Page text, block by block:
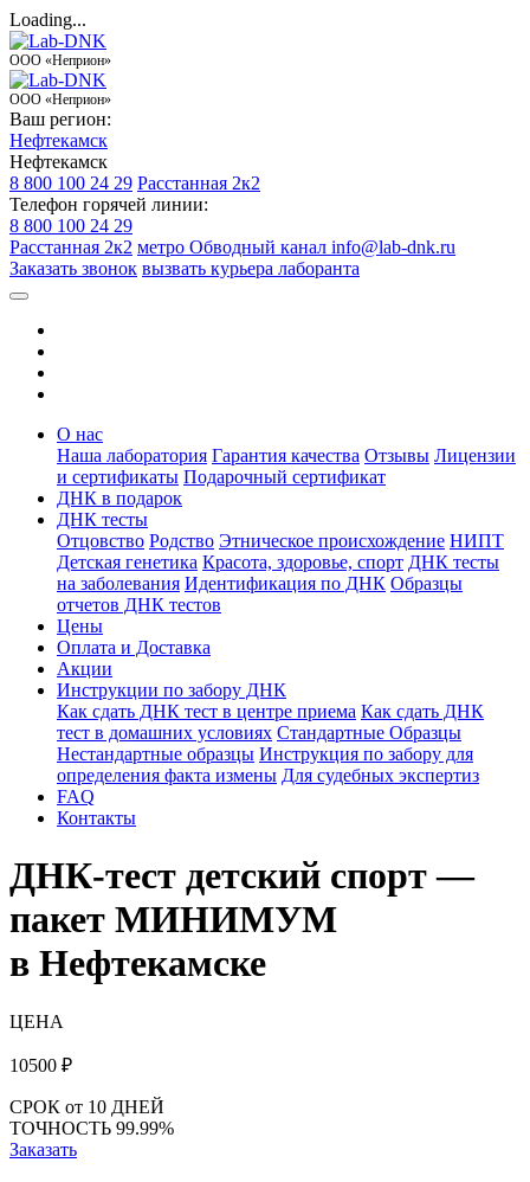
Loading...
ООО «Неприон»
ООО «Неприон»
Ваш регион:
Нефтекамск
Нефтекамск
8 800 100 24 29 Расстанная 2к2
Телефон горячей линии:
8 800 100 24 29
Расстанная 2к2 метро Обводный канал info@lab-dnk.ru
Заказать звонок вызвать курьера лаборанта
О нас
Наша лаборатория Гарантия качества Отзывы Лицензии
и сертификаты Подарочный сертификат
ДНК в подарок
ДНК тесты
Отцовство Родство Этническое происхождение НИПТ
Детская генетика Красота, здоровье, спорт ДНК тесты
на заболевания Идентификация по ДНК Образцы
отчетов ДНК тестов
Цены
Оплата и Доставка
Акции
Инструкции по забору ДНК
Как сдать ДНК тест в центре приема Как сдать ДНК
тест в домашних условиях Стандартные Образцы
Нестандартные образцы Инструкция по забору для
определения факта измены Для судебных экспертиз
FAQ
Контакты
ДНК-тест детский спорт —
пакет МИНИМУМ
в Нефтекамске
ЦЕНА
10500 ₽
СРОК от 10 ДНЕЙ
ТОЧНОСТЬ 99.99%
Заказать